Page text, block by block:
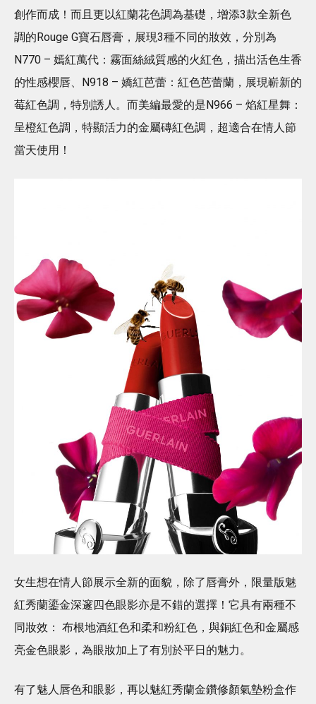
創作而成！而且更以紅蘭花色調為基礎，增添3款全新色
調的Rouge G寶石唇膏，展現3種不同的妝效，分別為
N770 – 嫣紅萬代：霧面絲絨質感的火紅色，描出活色生香
的性感櫻唇、N918 – 嬌紅芭蕾：紅色芭蕾蘭，展現嶄新的
莓紅色調，特別誘人。而美編最愛的是N966 – 焰紅星舞：
呈橙紅色調，特顯活力的金屬磚紅色調，超適合在情人節
當天使用！
女生想在情人節展示全新的面貌，除了唇膏外，限量版魅
紅秀蘭鎏金深邃四色眼影亦是不錯的選擇！它具有兩種不
同妝效： 布根地酒紅色和柔和粉紅色，與銅紅色和金屬感
亮金色眼影，為眼妝加上了有別於平日的魅力。
有了魅人唇色和眼影，再以魅紅秀蘭金鑽修顏氣墊粉盒作